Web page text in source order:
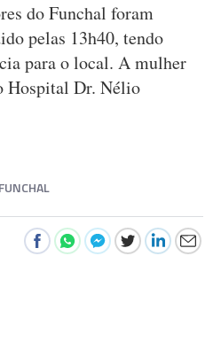
do Funchal foram
pelas 13h40, tendo
para o local. A mulher
Hospital Dr. Nélio